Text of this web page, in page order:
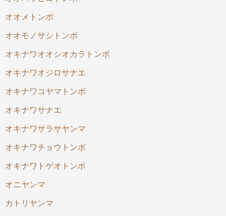
オオメトンボ
オオモノサシトンボ
オキナワオオシオカラトンボ
オキナワオジロサナエ
オキナワコヤマトンボ
オキナワサナエ
オキナワサラサヤンマ
オキナワチョウトンボ
オキナワトゲオトンボ
オニヤンマ
カトリヤンマ